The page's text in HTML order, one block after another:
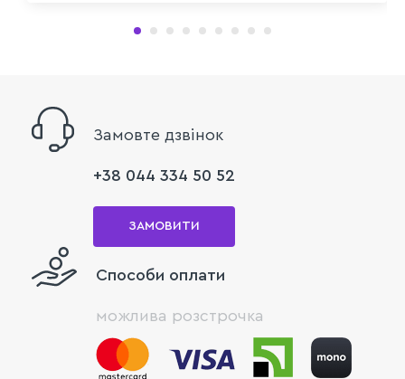
Замовте дзвінок
+38 044 334 50 52
ЗАМОВИТИ
Способи оплати
можлива розстрочка